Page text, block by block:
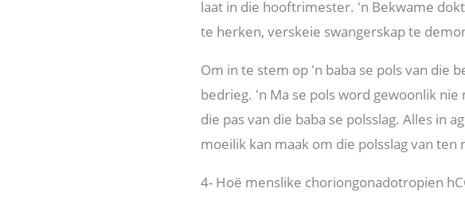
laat in die hooftrimester. 'n Bekwame
te herken, verskeie swangerskap te
Om in te stem op 'n baba se pols van die
bedrieg. 'n Ma se pols word gewoonlik
die pas van die baba se polsslag. Alles in
moeilik kan maak om die polsslag van
4- Hoë menslike choriongonadotropien